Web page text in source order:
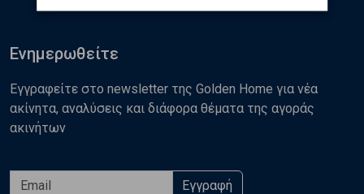
Ενημερωθείτε
Εγγραφείτε στο newsletter της Golden Home για νέα
ακίνητα, αναλύσεις και διάφορα θέματα της αγοράς
ακινήτων
Εγγραφή